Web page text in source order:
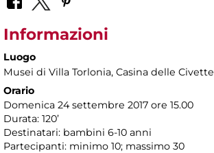
Informazioni
Luogo
Musei di Villa Torlonia, Casina delle Civette
Orario
Domenica 24 settembre 2017 ore 15.00
Durata: 120’
Destinatari: bambini 6-10 anni
Partecipanti: minimo 10; massimo 30